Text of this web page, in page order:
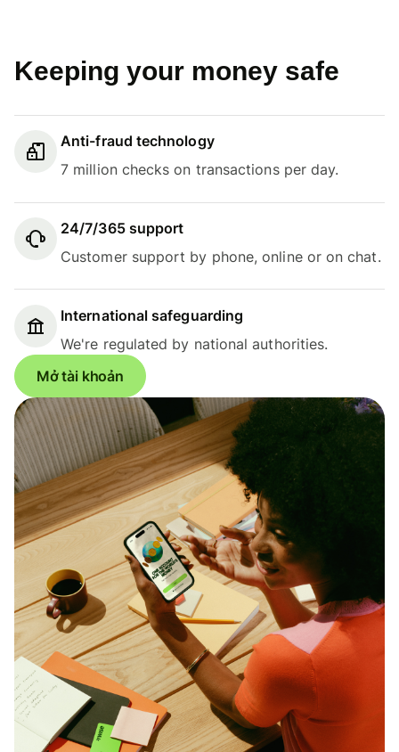
Keeping your money safe
Anti-fraud technology
7 million checks on transactions per day.
24/7/365 support
Customer support by phone, online or on chat.
International safeguarding
We're regulated by national authorities.
Mở tài khoản